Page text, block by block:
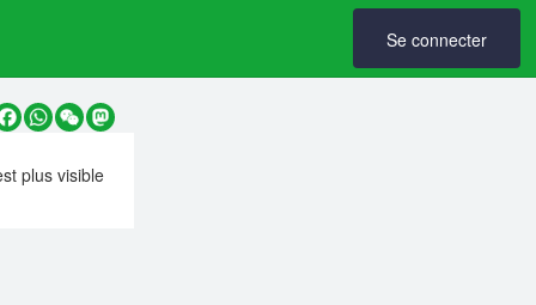
Se connecter
Facebook
WhatsApp
WeChatMastodon
plus visible